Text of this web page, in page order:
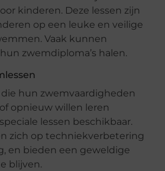
kinderen. Deze lessen zijn
op een leuke en veilige
Vaak kunnen
zwemdiploma’s halen.
die hun zwemvaardigheden
opnieuw willen leren
lessen beschikbaar.
zich op techniekverbetering
en bieden een geweldige
blijven.